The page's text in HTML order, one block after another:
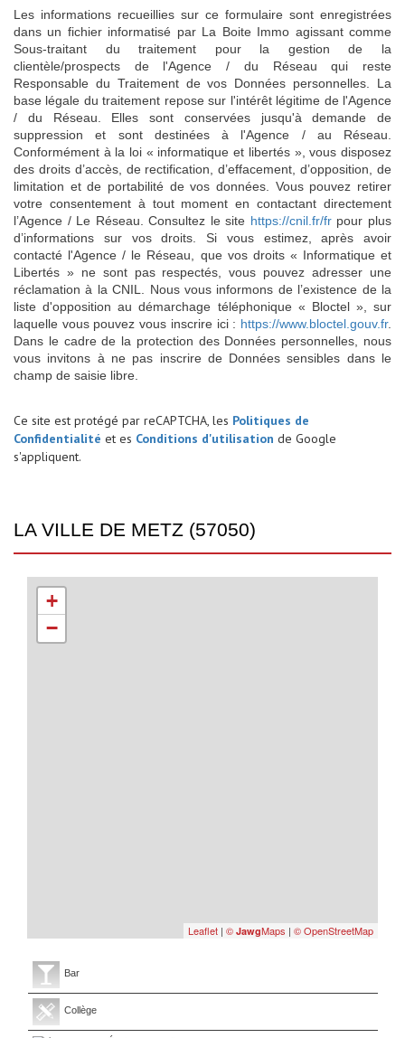
Les informations recueillies sur ce formulaire sont enregistrées
dans un fichier informatisé par La Boite Immo agissant comme
Sous-traitant du traitement pour la gestion de la
clientèle/prospects de l'Agence / du Réseau qui reste
Responsable du Traitement de vos Données personnelles. La
base légale du traitement repose sur l'intérêt légitime de l'Agence
/ du Réseau. Elles sont conservées jusqu'à demande de
suppression et sont destinées à l'Agence / au Réseau.
Conformément à la loi « informatique et libertés », vous disposez
des droits d’accès, de rectification, d’effacement, d’opposition, de
limitation et de portabilité de vos données. Vous pouvez retirer
votre consentement à tout moment en contactant directement
l’Agence / Le Réseau. Consultez le site https://cnil.fr/frpour plus
d’informations sur vos droits. Si vous estimez, après avoir
contacté l'Agence / le Réseau, que vos droits « Informatique et
Libertés » ne sont pas respectés, vous pouvez adresser une
réclamation à la CNIL. Nous vous informons de l’existence de la
liste d'opposition au démarchage téléphonique « Bloctel », sur
laquelle vous pouvez vous inscrire ici : https://www.bloctel.gouv.fr.
Dans le cadre de la protection des Données personnelles, nous
vous invitons à ne pas inscrire de Données sensibles dans le
champ de saisie libre.
Ce site est protégé par reCAPTCHA, les Politiques de
Confidentialité et es Conditions d'utilisation de Google
s'appliquent.
LA VILLE DE METZ (57050)
+
−
Leaflet | © JawgMaps | © OpenStreetMap
Bar
Collège